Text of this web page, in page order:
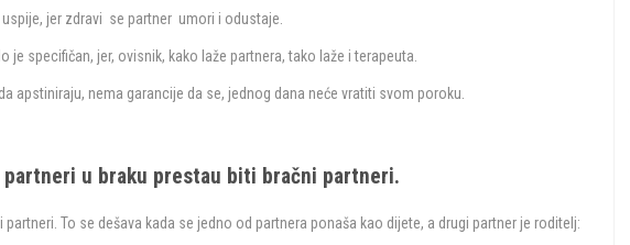
jer zdravi se partner umori i odustaje.
specifičan, jer, ovisnik, kako laže partnera, tako laže i terapeuta.
apstiniraju, nema garancije da se, jednog dana neće vratiti svom poroku.
partneri u braku prestau biti bračni partneri.
To se dešava kada se jedno od partnera ponaša kao dijete, a drugi partner je roditelj: